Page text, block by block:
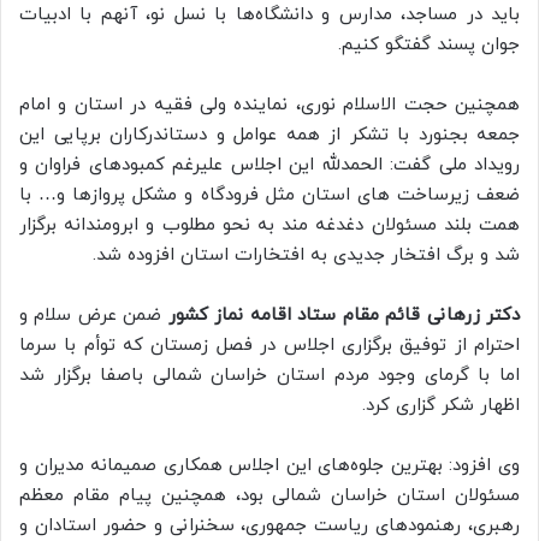
باید در مساجد، مدارس و دانشگاه‌ها با نسل نو، آنهم با ادبیات
جوان پسند گفتگو کنیم.
همچنین حجت الاسلام نوری، نماینده ولی فقیه در استان و امام
جمعه بجنورد با تشکر از همه عوامل و دستاندرکاران برپایی این
رویداد ملی گفت: الحمدلله این اجلاس علیرغم کمبودهای فراوان و
ضعف زیرساخت های استان مثل فرودگاه و مشکل پروازها و… با
همت بلند مسئولان دغدغه مند به نحو مطلوب و ابرومندانه برگزار
شد و برگ افتخار جدیدی به افتخارات استان افزوده شد.
دکتر زرهانی قائم مقام ستاد اقامه نماز کشور ضمن عرض سلام و
احترام از توفیق برگزاری اجلاس در فصل زمستان که توأم با سرما
اما با گرمای وجود مردم استان خراسان شمالی باصفا برگزار شد
اظهار شکر گزاری کرد.
وی افزود: بهترین جلوه‌های این اجلاس همکاری صمیمانه مدیران و
مسئولان استان خراسان شمالی بود، همچنین پیام مقام معظم
رهبری، رهنمودهای ریاست جمهوری، سخنرانی و حضور استادان و